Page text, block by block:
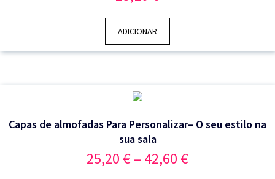
ADICIONAR
Capas de almofadas Para Personalizar– O seu estilo na
sua sala
25,20 €– 42,60 €Price